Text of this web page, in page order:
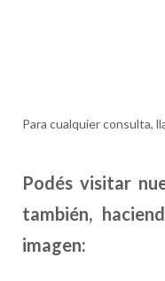
Para cualquier consulta,
Podés visitar
también,
imagen: